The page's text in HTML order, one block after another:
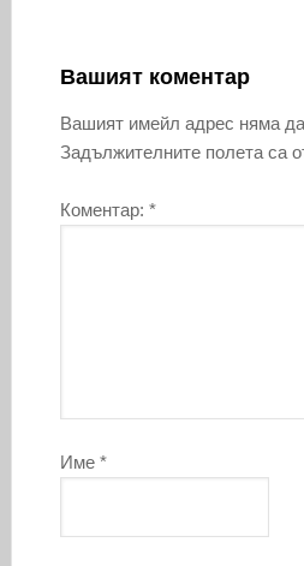
Вашият коментар
Вашият имейл адрес няма
Задължителните полета са
Коментар: *
Име *